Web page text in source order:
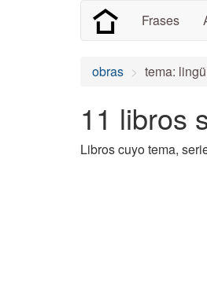
Frases
obras tema:
11 libros
Libros cuyo tema,